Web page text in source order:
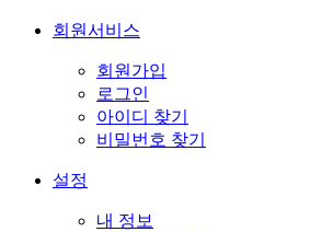
회원서비스
회원가입
로그인
아이디 찾기
비밀번호 찾기
설정
내 정보